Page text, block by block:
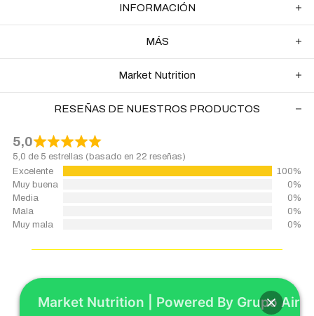
INFORMACIÓN
MÁS
Market Nutrition
RESEÑAS DE NUESTROS PRODUCTOS
5,0
5,0 de 5 estrellas (basado en 22 reseñas)
Excelente
100%
Muy buena
0%
Media
0%
Mala
0%
Muy mala
0%
Market Nutrition | Powered By Grupo Airp